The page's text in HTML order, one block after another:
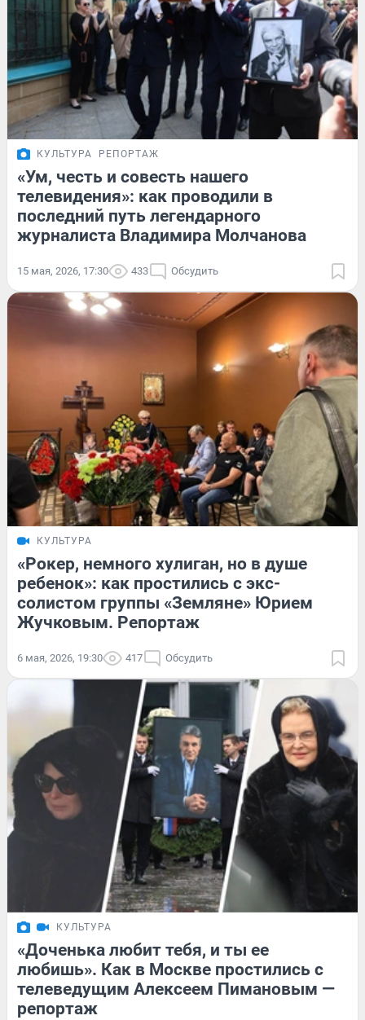
КУЛЬТУРА РЕПОРТАЖ
«Ум, честь и совесть нашего
телевидения»: как проводили в
последний путь легендарного
журналиста Владимира Молчанова
15 мая, 2026, 17:30 433 Обсудить
КУЛЬТУРА
«Рокер, немного хулиган, но в душе
ребенок»: как простились с экс-
солистом группы «Земляне» Юрием
Жучковым. Репортаж
6 мая, 2026, 19:30 417 Обсудить
КУЛЬТУРА
«Доченька любит тебя, и ты ее
любишь». Как в Москве простились с
телеведущим Алексеем Пимановым —
репортаж